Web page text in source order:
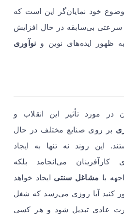
خود نمایان‌گر این است که
سرعتی بی‌سابقه در حال افزایش
ظهور ایده‌های نوین و نوآوری
در مورد تأثیر این انقلاب و
بر روی صنایع مختلف در حال
این روند نه تنها به ایجاد
می‌انجامد بلکه
با مشاغل سنتی ایجاد خواهد
کنید آیا روزی می‌رسد که شغل
عادی تبدیل شود و هر کسی